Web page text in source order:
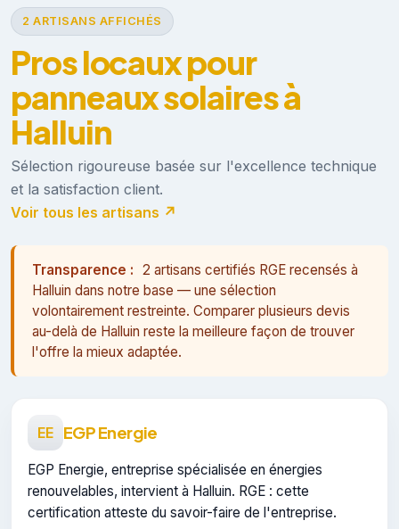
2 ARTISANS AFFICHÉS
Pros locaux pour
panneaux solaires à
Halluin
Sélection rigoureuse basée sur l'excellence technique
et la satisfaction client.
Voir tous les artisans ↗
Transparence : 2 artisans certifiés RGE recensés à
Halluin dans notre base — une sélection
volontairement restreinte. Comparer plusieurs devis
au-delà de Halluin reste la meilleure façon de trouver
l'offre la mieux adaptée.
EE EGP Energie
EGP Energie, entreprise spécialisée en énergies
renouvelables, intervient à Halluin. RGE : cette
certification atteste du savoir-faire de l'entreprise.